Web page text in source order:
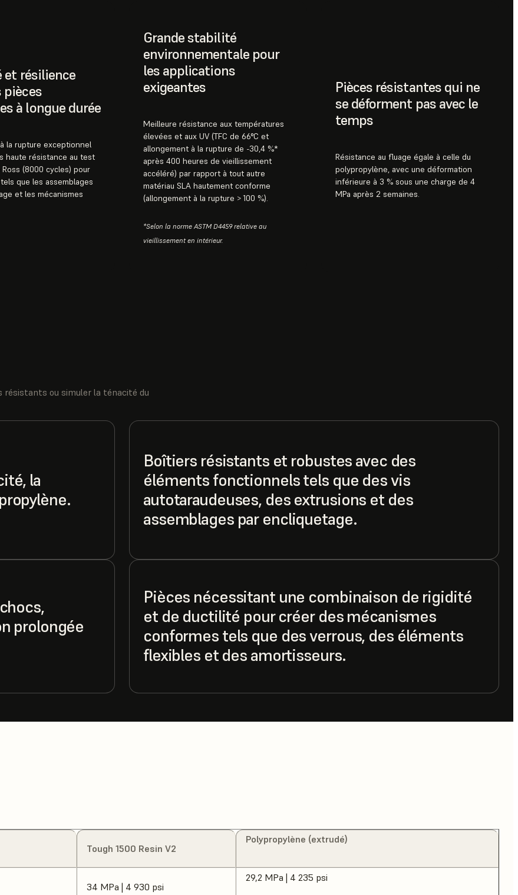
résilience
pièces
à longue durée
la rupture exceptionnel
haute résistance au test
(8000 cycles) pour
que les assemblages
et les mécanismes
Grande stabilité
environnementale pour
les applications
exigeantes
Meilleure résistance aux températures
élevées et aux UV (TFC de 66°C et
allongement à la rupture de -30,4 %*
après 400 heures de vieillissement
accéléré) par rapport à tout autre
matériau SLA hautement conforme
(allongement à la rupture > 100 %).
*Selon la norme ASTM D4459 relative au
vieillissement en intérieur.
Pièces résistantes qui ne
se déforment pas avec le
temps
Résistance au fluage égale à celle du
polypropylène, avec une déformation
inférieure à 3 % sous une charge de 4
MPa après 2 semaines.
résistants ou simuler la ténacité du
la
Boîtiers résistants et robustes avec des
éléments fonctionnels tels que des vis
autotaraudeuses, des extrusions et des
assemblages par encliquetage.
prolongée
Pièces nécessitant une combinaison de rigidité
et de ductilité pour créer des mécanismes
conformes tels que des verrous, des éléments
flexibles et des amortisseurs.
Tough 1500 Resin V2
Polypropylène (extrudé)
34 MPa | 4 930 psi
29,2 MPa | 4 235 psi